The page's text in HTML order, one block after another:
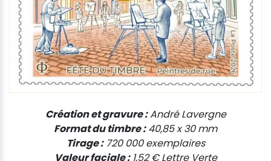
Création et gravure :André Lavergne
Format du timbre :40,85 x 30 mm
Tirage :720 000 exemplaires
Valeur faciale :1,52 € Lettre Verte